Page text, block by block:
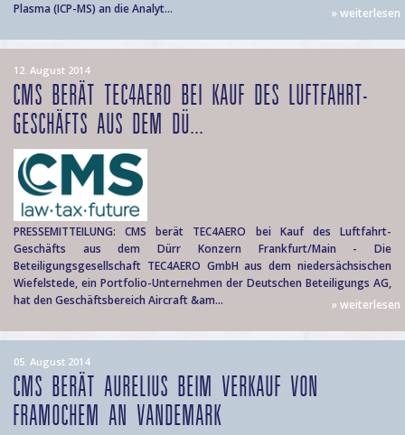
Plasma (ICP-MS) an die Analyt...
» weiterlesen
12. August 2014
CMS BERÄT TEC4AERO BEI KAUF DES LUFTFAHRT-
GESCHÄFTS AUS DEM DÜ...
PRESSEMITTEILUNG: CMS berät TEC4AERO bei Kauf des Luftfahrt-
Geschäfts aus dem Dürr Konzern Frankfurt/Main - Die
Beteiligungsgesellschaft TEC4AERO GmbH aus dem niedersächsischen
Wiefelstede, ein Portfolio-Unternehmen der Deutschen Beteiligungs AG,
hat den Geschäftsbereich Aircraft &am...
» weiterlesen
05. August 2014
CMS BERÄT AURELIUS BEIM VERKAUF VON
FRAMOCHEM AN VANDEMARK